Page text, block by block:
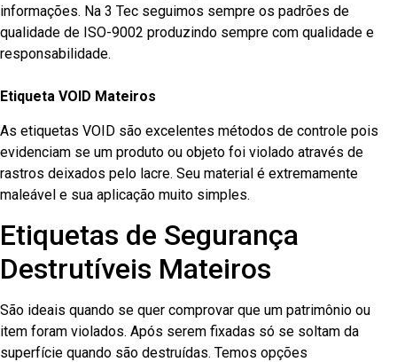
informações. Na 3 Tec seguimos sempre os padrões de
qualidade de ISO-9002 produzindo sempre com qualidade e
responsabilidade.
Etiqueta VOID Mateiros
As etiquetas VOID são excelentes métodos de controle pois
evidenciam se um produto ou objeto foi violado através de
rastros deixados pelo lacre. Seu material é extremamente
maleável e sua aplicação muito simples.
Etiquetas de Segurança
Destrutíveis Mateiros
São ideais quando se quer comprovar que um patrimônio ou
item foram violados. Após serem fixadas só se soltam da
superfície quando são destruídas. Temos opções